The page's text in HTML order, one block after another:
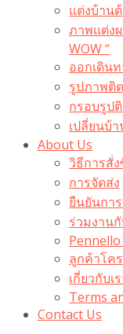
แต่งบ้าน
ภาพแต่ง
WOW “
ออกเดิน
รูปภาพติ
กรอบรูป
เปลี่ยนบ้
About Us
วิธีการสั่
การจัดส่ง
ยืนยันกา
ร่วมงานกั
ลูกค้าโค
เกี่ยวกับเ
Terms
Contact Us